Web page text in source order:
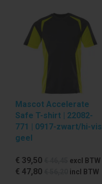
Mascot Accelerate
Safe T-shirt | 22082-
771 | 0917-zwart/hi-vis
geel
€ 39,50 excl BTW
€ 47,80 incl BTW